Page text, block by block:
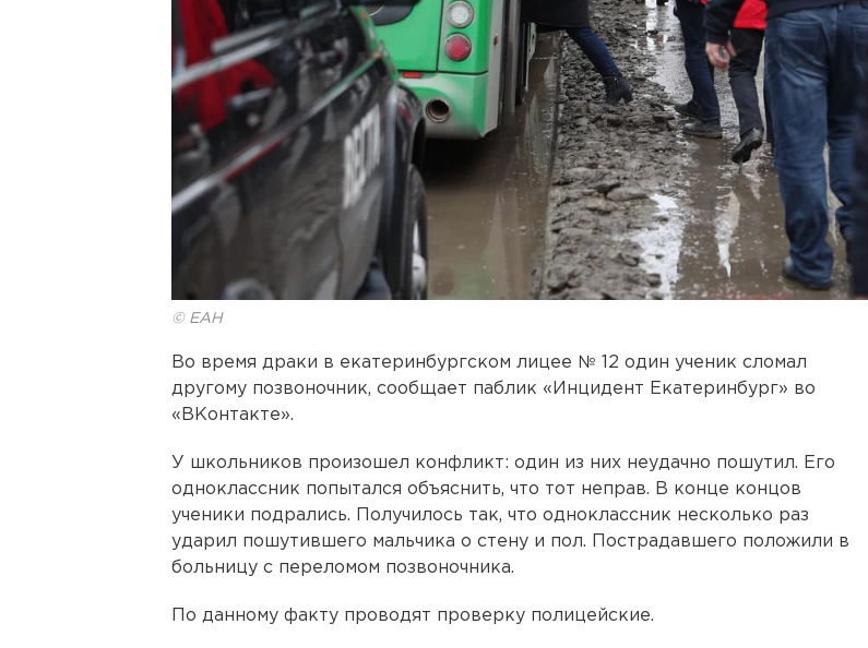
© ЕАН
Во время драки в екатеринбургском лицее № 12 один ученик сломал
другому позвоночник, сообщает паблик «Инцидент Екатеринбург» во
«ВКонтакте».
У школьников произошел конфликт: один из них неудачно пошутил. Его
одноклассник попытался объяснить, что тот неправ. В конце концов
ученики подрались. Получилось так, что одноклассник несколько раз
ударил пошутившего мальчика о стену и пол. Пострадавшего положили в
больницу с переломом позвоночника.
По данному факту проводят проверку полицейские.